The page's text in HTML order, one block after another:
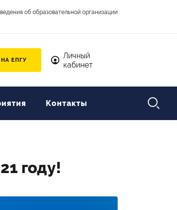
об образовательной организации
ЕПГУ
Личный
кабинет
Контакты 
году!